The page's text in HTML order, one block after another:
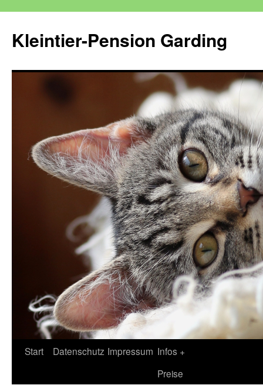
Kleintier-Pension Garding
Zum
Start Datenschutz Impressum Infos +
Preise